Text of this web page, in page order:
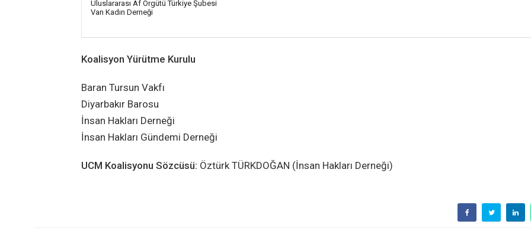
Uluslararası Af Örgütü Türkiye Şubesi
Van Kadın Derneği
Koalisyon Yürütme Kurulu
Baran Tursun Vakfı
Diyarbakır Barosu
İnsan Hakları Derneği
İnsan Hakları Gündemi Derneği
UCM Koalisyonu Sözcüsü: Öztürk TÜRKDOĞAN (İnsan Hakları Derneği)